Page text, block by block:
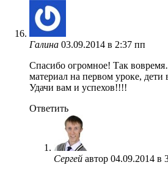
Галина 03.09.2014 в 2:37 пп
Спасибо огромное! Так
материал на первом уроке,
Удачи вам и успехов!!!!
Ответить
Сергей автор 04.09.2014 в